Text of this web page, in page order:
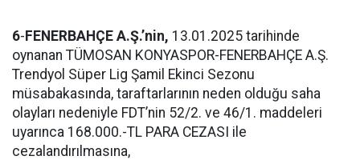
6- FENERBAHÇE A.Ş.’nin, 13.01.2025 tarihinde
oynanan TÜMOSAN KONYASPOR-FENERBAHÇE A.Ş.
Trendyol Süper Lig Şamil Ekinci Sezonu
müsabakasında, taraftarlarının neden olduğu saha
olayları nedeniyle FDT’nin 52/2. ve 46/1. maddeleri
uyarınca 168.000.-TL PARA CEZASI ile
cezalandırılmasına,